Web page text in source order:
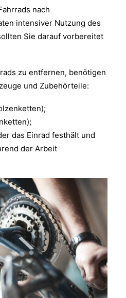
nach
intensiver Nutzung des
Sie darauf vorbereitet
zu entfernen, benötigen
und Zubehörteile:
das Einrad festhält und
der Arbeit